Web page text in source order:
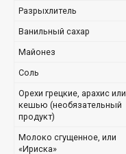
Разрыхлитель
Ванильный сахар
Майонез
Соль
Орехи грецкие, арахис или
кешью (необязательный
продукт)
Молоко сгущенное, или
«Ириска»